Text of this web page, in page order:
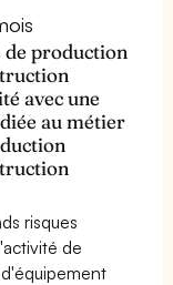
production
avec une
au métier
risques
de